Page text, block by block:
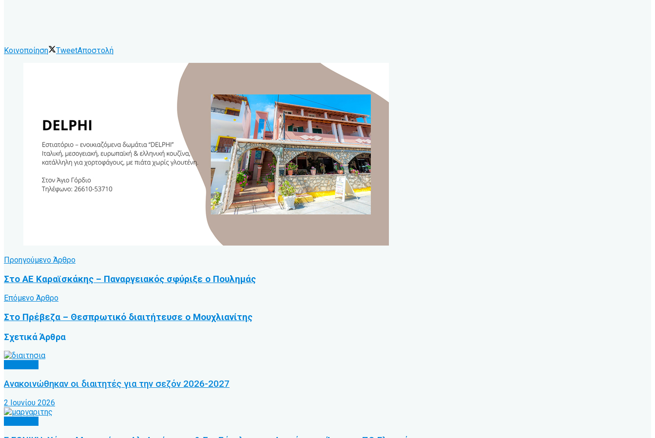
Κοινοποίηση TweetΑποστολή
Προηγούμενο Άρθρο
Στο ΑΕ Καραϊσκάκης – Παναργειακός σφύριξε ο Πουλημάς
Επόμενο Άρθρο
Στο Πρέβεζα – Θεσπρωτικό διαιτήτευσε ο Μουχλιανίτης
ΣχετικάΆρθρα
Ανακοινώθηκαν οι διαιτητές για την σεζόν 2026-2027
2 Ιουνίου 2026